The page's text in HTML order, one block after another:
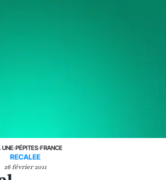
UNE›PÉPITES›FRANCE
RECALEE
26 février 2011